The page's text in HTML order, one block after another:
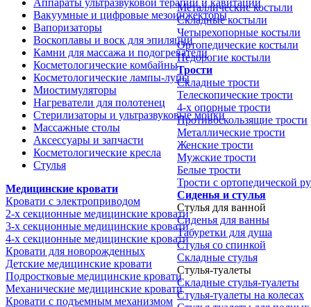
Аппараты ультразвуковой терапии и кавитации
Вакуумные и цифровые мезоинжекторы
Вапоризаторы
Воскоплавы и воск для эпиляции
Камни для массажа и подогреватели
Косметологические комбайны
Косметологические лампы-лупы
Миостимуляторы
Нагреватели для полотенец
Стерилизаторы и ультразвуковые мойки
Массажные столы
Аксессуары и запчасти
Косметологические кресла
Стулья
Медицинские кровати
Кровати с электроприводом
2-х секционные медицинские кровати
3-х секционные медицинские кровати
4-х секционные медицинские кровати
Кровати для новорожденных
Детские медицинские кровати
Подростковые медицинские кровати
Механические медицинские кровати
Кровати с подъемным механизмом
Металлические костыли
Складные костыли
Четырехопорные костыли
Ортопедические костыли
Недорогие костыли
Трости
Складные трости
Телескопические трости
4-х опорные трости
Противоскользящие трости
Металлические трости
Женские трости
Мужские трости
Белые трости
Трости с ортопедической
Сиденья и стулья
Стулья для ванной
Сиденья для ванны
Табуретки для душа
Стулья со спинкой
Складные стулья
Стулья-туалеты
Складные стулья-туалеты
Стулья-туалеты на колесах